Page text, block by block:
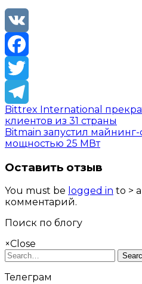
VK
Facebook
Twitter
Telegram
Bittrex International
клиентов из 31 страны
Bitmain запустил
мощностью 25 МВт
Оставить отзыв
You must be logged in to >
комментарий.
Поиск по блогу
×Close
Телеграм